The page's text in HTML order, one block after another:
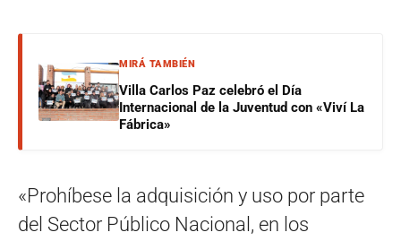
MIRÁ TAMBIÉN
Villa Carlos Paz celebró el Día
Internacional de la Juventud con «Viví La
Fábrica»
«Prohíbese la adquisición y uso por parte
del Sector Público Nacional, en los